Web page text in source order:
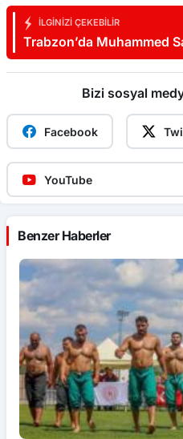
İLGINIZI ÇEKEBILIR
Trabzon’da Muhammed
devam ediyor
Bizi sosyal
Facebook
YouTube
Benzer Haberler